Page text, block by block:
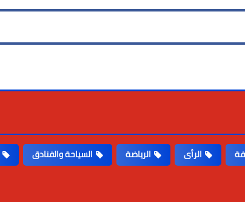
الرأى الرياضة السياحة والفنادق